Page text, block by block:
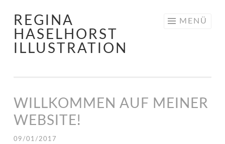
Springe
zum
REGINA
HASELHORST
ILLUSTRATION
MENÜ
WILLKOMMEN AUF MEINER
WEBSITE!
09/01/2017